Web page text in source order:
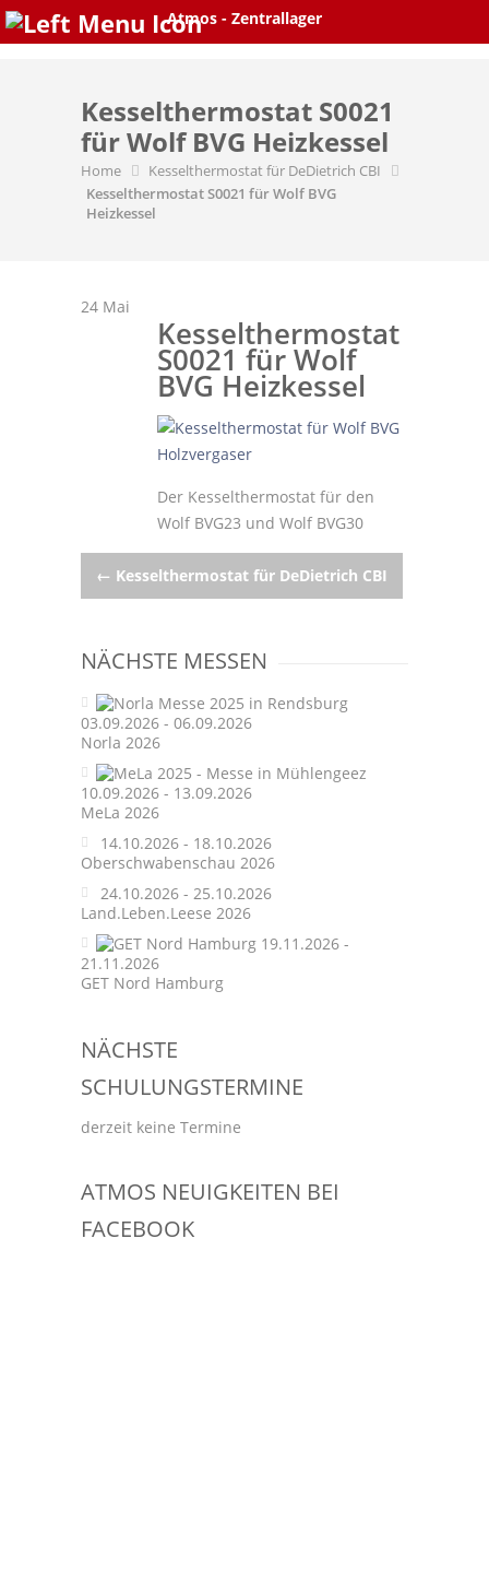
Skip
Kesselthermostat S0021
für Wolf BVG Heizkessel
Home
Kesselthermostat für DeDietrich CBI
Kesselthermostat S0021 für Wolf BVG
Heizkessel
24 Mai
Kesselthermostat
S0021 für Wolf
BVG Heizkessel
Der Kesselthermostat für den
Wolf BVG23 und Wolf BVG30
Post
← Kesselthermostat für DeDietrich CBI
NÄCHSTE MESSEN
03.09.2026 - 06.09.2026
Norla 2026
10.09.2026 - 13.09.2026
MeLa 2026
14.10.2026 - 18.10.2026
Oberschwabenschau 2026
24.10.2026 - 25.10.2026
Land.Leben.Leese 2026
19.11.2026 -
21.11.2026
GET Nord Hamburg
NÄCHSTE
SCHULUNGSTERMINE
derzeit keine Termine
ATMOS NEUIGKEITEN BEI
FACEBOOK
Atmos - Zentrallager